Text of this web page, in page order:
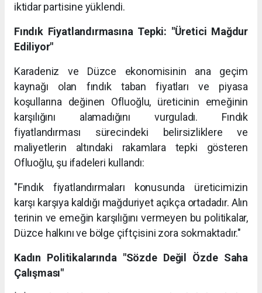
iktidar partisine yüklendi.
Fındık Fiyatlandırmasına Tepki: "Üretici Mağdur
Ediliyor"
Karadeniz ve Düzce ekonomisinin ana geçim
kaynağı olan fındık taban fiyatları ve piyasa
koşullarına değinen Ofluoğlu, üreticinin emeğinin
karşılığını alamadığını vurguladı. Fındık
fiyatlandırması sürecindeki belirsizliklere ve
maliyetlerin altındaki rakamlara tepki gösteren
Ofluoğlu, şu ifadeleri kullandı:
"Fındık fiyatlandırmaları konusunda üreticimizin
karşı karşıya kaldığı mağduriyet açıkça ortadadır. Alın
terinin ve emeğin karşılığını vermeyen bu politikalar,
Düzce halkını ve bölge çiftçisini zora sokmaktadır."
Kadın Politikalarında "Sözde Değil Özde Saha
Çalışması"